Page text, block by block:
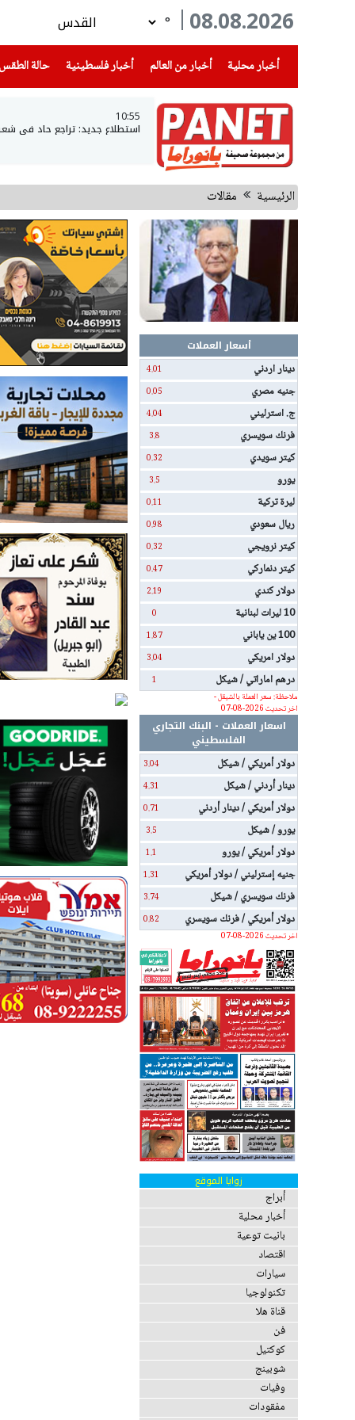
08.08.2026
°
أخبار محلية
(current) أخبار من العالم أخبار فلسطينية(current) حالة الطقس
10:55
استطلاع جديد: تراجع حاد في شعبية
الرئيسية مقالات
أسعار العملات
دينار اردني
4.01
جنيه مصري 0.05
ج. استرليني 4.04
فرنك سويسري 3.8
كيتر سويدي 0.32
يورو 3.5
ليرة تركية 0.11
ريال سعودي 0.98
كيتر نرويجي 0.32
كيتر دنماركي 0.47
دولار كندي 2.19
10 ليرات لبنانية 0
100 ين ياباني 1.87
دولار امريكي 3.04
درهم اماراتي / شيكل
1
ملاحظة: سعر العملة بالشيقل -
اخر تحديث 2026-08-07
اسعار العملات - البنك التجاري
الفلسطيني
دولار أمريكي / شيكل
3.04
دينار أردني / شيكل 4.31
دولار أمريكي / دينار أردني 0.71
يورو / شيكل 3.5
دولار أمريكي / يورو 1.1
جنيه إسترليني / دولار أمريكي 1.31
فرنك سويسري / شيكل 3.74
دولار أمريكي / فرنك سويسري
0.82
اخر تحديث 2026-08-07
زوايا الموقع
أبراج
أخبار محلية
بانيت توعية
اقتصاد
سيارات
تكنولوجيا
قناة هلا
فن
كوكتيل
شوبينج
وفيات
مفقودات